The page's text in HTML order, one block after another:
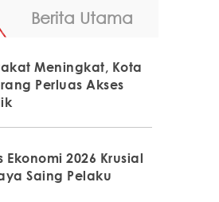
Berita Utama
Meningkat, Kota
Perluas Akses
Ekonomi 2026 Krusial
Saing Pelaku